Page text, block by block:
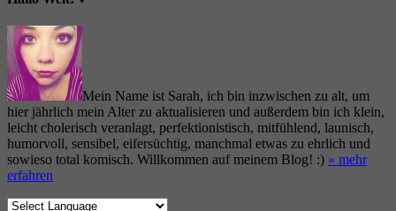
Mein Name ist Sarah, ich bin inzwischen zu alt, um
hier jährlich mein Alter zu aktualisieren und außerdem bin ich klein,
leicht cholerisch veranlagt, perfektionistisch, mitfühlend, launisch,
humorvoll, sensibel, eifersüchtig, manchmal etwas zu ehrlich und
sowieso total komisch. Willkommen auf meinem Blog! :) » mehr
erfahren